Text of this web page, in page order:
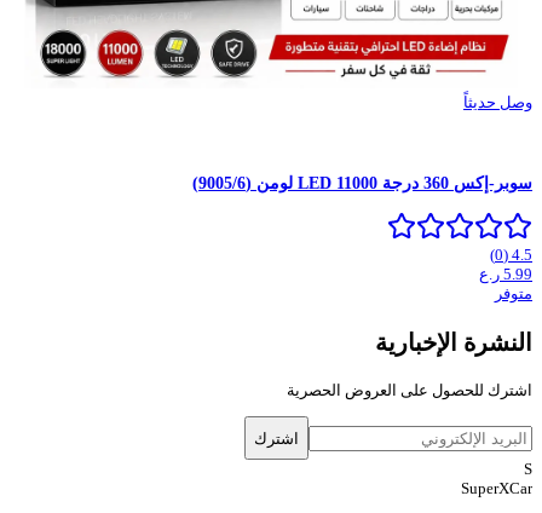
وصل حديثاً
سوبر-إكس 360 درجة LED 11000 لومن (9005/6)
4.5
(
0
)
5.99 ر.ع
متوفر
النشرة الإخبارية
اشترك للحصول على العروض الحصرية
اشترك
S
SuperXCar